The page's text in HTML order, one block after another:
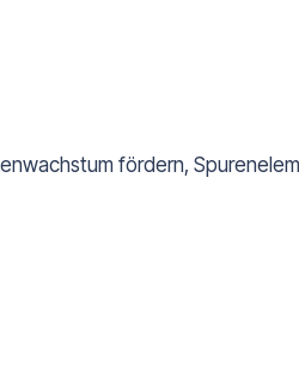
fördern,